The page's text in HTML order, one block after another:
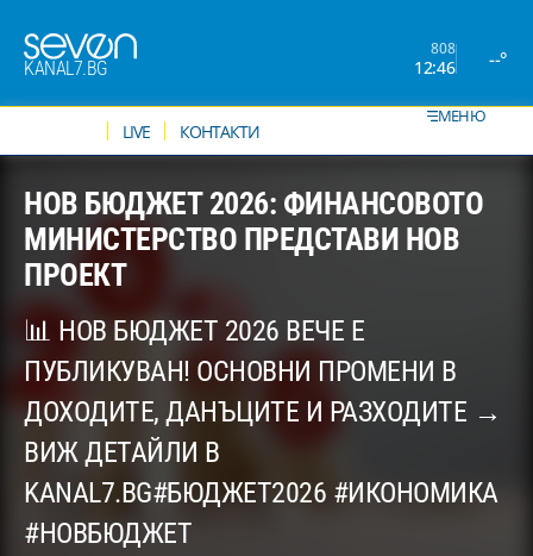
KANAL7.BG
808
12:46 --°
LIVE КОНТАКТИ
МЕНЮ
НОВ БЮДЖЕТ 2026: ФИНАНСОВОТО
МИНИСТЕРСТВО ПРЕДСТАВИ НОВ
ПРОЕКТ
📊 НОВ БЮДЖЕТ 2026 ВЕЧЕ Е
ПУБЛИКУВАН! ОСНОВНИ ПРОМЕНИ В
ДОХОДИТЕ, ДАНЪЦИТЕ И РАЗХОДИТЕ →
ВИЖ ДЕТАЙЛИ В
KANAL7.BG#БЮДЖЕТ2026 #ИКОНОМИКА
#НОВБЮДЖЕТ